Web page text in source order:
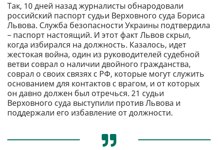
Так, 10 дней назад журналисты обнародовали
российский паспорт судьи Верховного суда Бориса
Львова. Служба безопасности Украины подтвердила
– паспорт настоящий. И этот факт Львов скрыл,
когда избирался на должность. Казалось, идет
жестокая война, один из руководителей судебной
ветви соврал о наличии двойного гражданства,
соврал о своих связях с РФ, которые могут служить
основанием для контактов с врагом, и от которых
он давно должен был отречься. 21 судьи
Верховного суда выступили против Львова и
поддержали его избавление от должности.